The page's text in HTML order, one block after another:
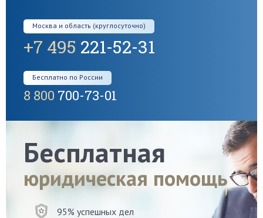
Москва и область (круглосуточно)
+7 495 221-52-31
Бесплатно по России
8 800 700-73-01
Бесплатная
юридическая помощь
95% успешных дел